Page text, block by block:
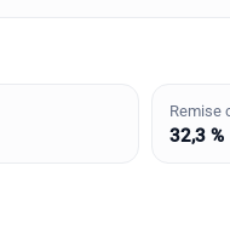
Remise
32,3 %